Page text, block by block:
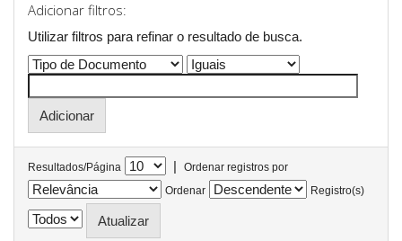
Adicionar filtros:
Utilizar filtros para refinar o resultado de busca.
Resultados/Página |
Ordenar registros por
Ordenar
Registro(s)